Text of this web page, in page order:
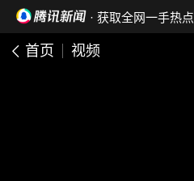
· 获取全网一手热点
首页 视频